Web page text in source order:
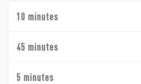
10 minutes
45 minutes
5 minutes